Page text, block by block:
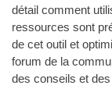
détail comment
ressources sont
de cet outil et
forum de la
des conseils et